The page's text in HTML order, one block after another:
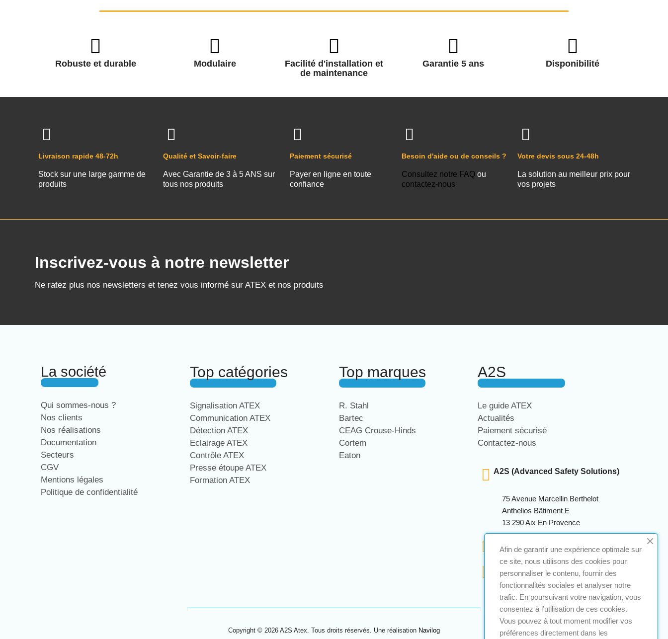
Robuste et durable Modulaire
Facilité d'installation et
de maintenance
Garantie 5 ans Disponibilité
Livraison rapide 48-72h
Stock sur une large gamme de
produits
Qualité et Savoir-faire
Avec Garantie de 3 à 5 ANS sur
tous nos produits
Paiement sécurisé
Payer en ligne en toute
confiance
Besoin d'aide ou de conseils ?
Consultez notre FAQou
contactez-nous
Votre devis sous 24-48h
La solution au meilleur prix pour
vos projets
Inscrivez-vous à notre newsletter
Ne ratez plus nos newsletters et tenez vous informé sur ATEX et nos produits
La société
Qui sommes-nous ?
Nos clients
Nos réalisations
Documentation
Secteurs
CGV
Mentions légales
Politique de confidentialité
Top catégories
Signalisation ATEX
Communication ATEX
Détection ATEX
Eclairage ATEX
Contrôle ATEX
Presse étoupe ATEX
Formation ATEX
Top marques
R. Stahl
Bartec
CEAG Crouse-Hinds
Cortem
Eaton
A2S
Le guide ATEX
Actualités
Paiement sécurisé
Contactez-nous
A2S (Advanced Safety Solutions)
75 Avenue Marcellin Berthelot
Anthelios Bâtiment E
13 290 Aix En Provence
Copyright © 2026 A2S Atex. Tous droits réservés. Une réalisation Navilog
Afin de garantir une expérience optimale sur
ce site, nous utilisons des cookies pour
personnaliser le contenu, fournir des
fonctionnalités sociales et analyser notre
trafic. En poursuivant votre navigation, vous
consentez à l’utilisation de ces cookies.
Vous pouvez à tout moment modifier vos
préférences directement dans les